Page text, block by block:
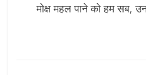
मोक्ष महल पाने को हम सब,